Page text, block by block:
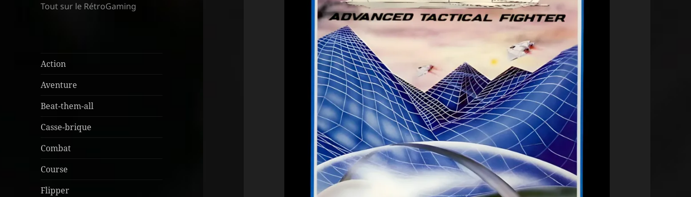
Tout sur le RétroGaming
Action
Aventure
Beat-them-all
Casse-brique
Combat
Course
Flipper